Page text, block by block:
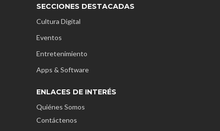
SECCIONES DESTACADAS
Cultura Digital
Eventos
Entretenimiento
Apps & Software
ENLACES DE INTERÉS
Quiénes Somos
Contáctenos